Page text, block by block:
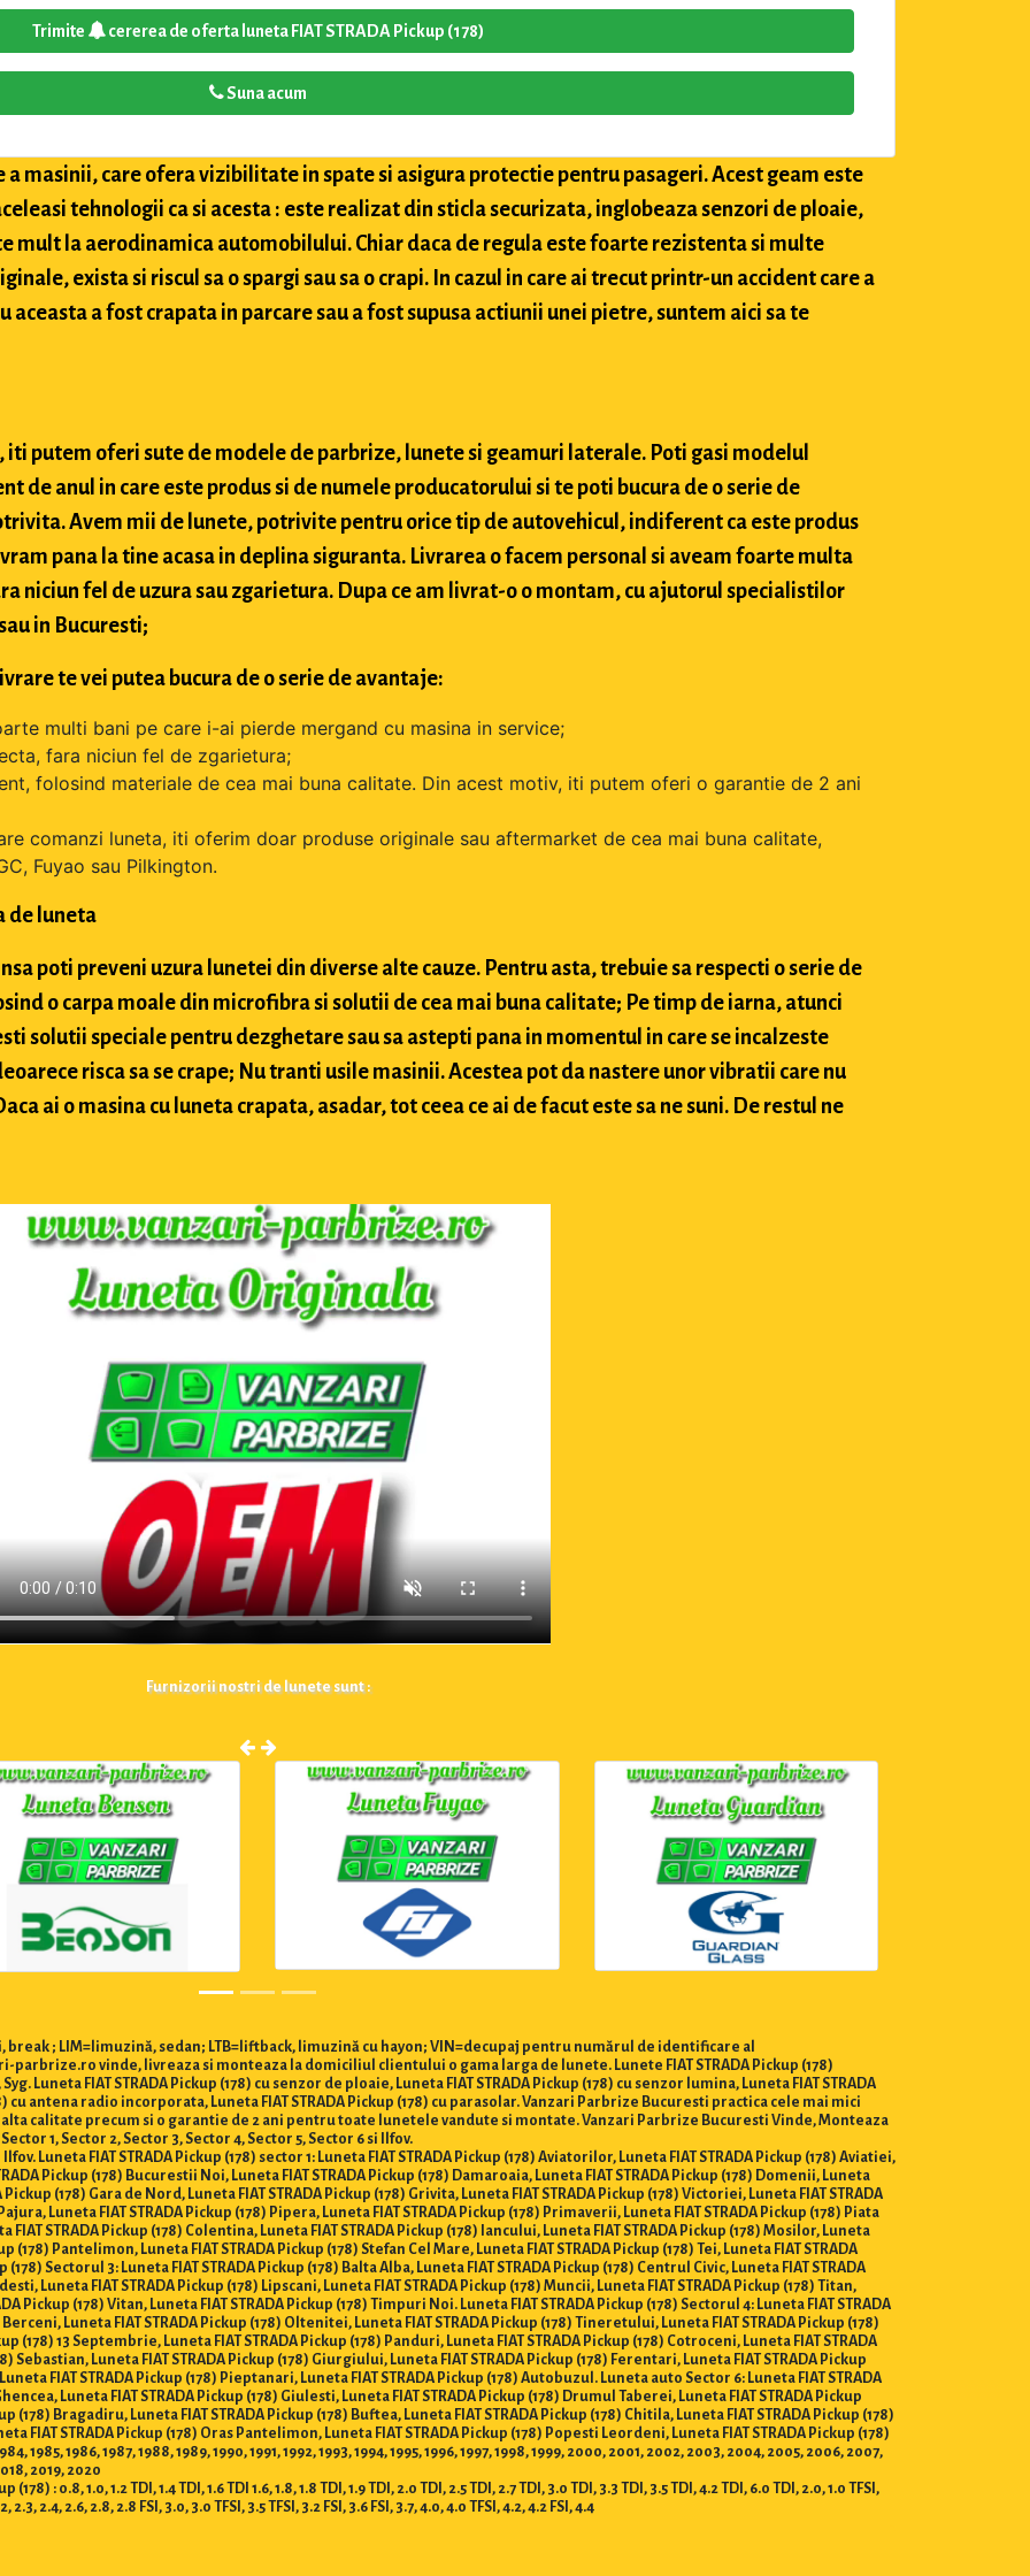
Trimite cererea de oferta luneta FIAT STRADA Pickup (178)
Suna acum
masinii, care ofera vizibilitate in spate si asigura protectie pentru pasageri. Acest geam este
tehnologii ca si acesta : este realizat din sticla securizata, inglobeaza senzori de ploaie,
mult la aerodinamica automobilului. Chiar daca de regula este foarte rezistenta si multe
exista si riscul sa o spargi sau sa o crapi. In cazul in care ai trecut printr-un accident care a
aceasta a fost crapata in parcare sau a fost supusa actiunii unei pietre, suntem aici sa te
putem oferi sute de modele de parbrize, lunete si geamuri laterale. Poti gasi modelul
de anul in care este produs si de numele producatorului si te poti bucura de o serie de
Avem mii de lunete, potrivite pentru orice tip de autovehicul, indiferent ca este produs
pana la tine acasa in deplina siguranta. Livrarea o facem personal si aveam foarte multa
niciun fel de uzura sau zgarietura. Dupa ce am livrat-o o montam, cu ajutorul specialistilor
in Bucuresti;
te vei putea bucura de o serie de avantaje:
multi bani pe care i-ai pierde mergand cu masina in service;
fara niciun fel de zgarietura;
folosind materiale de cea mai buna calitate. Din acest motiv, iti putem oferi o garantie de 2 ani
comanzi luneta, iti oferim doar produse originale sau aftermarket de cea mai buna calitate,
Fuyao sau Pilkington.
de luneta
poti preveni uzura lunetei din diverse alte cauze. Pentru asta, trebuie sa respecti o serie de
o carpa moale din microfibra si solutii de cea mai buna calitate; Pe timp de iarna, atunci
solutii speciale pentru dezghetare sau sa astepti pana in momentul in care se incalzeste
risca sa se crape; Nu tranti usile masinii. Acestea pot da nastere unor vibratii care nu
ai o masina cu luneta crapata, asadar, tot ceea ce ai de facut este sa ne suni. De restul ne
Furnizorii nostri de lunete sunt :
break ; LIM=limuzină, sedan; LTB=liftback, limuzină cu hayon; VIN=decupaj pentru numărul de identificare al
parbrize.ro vinde, livreaza si monteaza la domiciliul clientului o gama larga de lunete. Lunete FIAT STRADA Pickup (178)
Luneta FIAT STRADA Pickup (178) cu senzor de ploaie, Luneta FIAT STRADA Pickup (178) cu senzor lumina, Luneta FIAT STRADA
cu antena radio incorporata, Luneta FIAT STRADA Pickup (178) cu parasolar. Vanzari Parbrize Bucuresti practica cele mai mici
calitate precum si o garantie de 2 ani pentru toate lunetele vandute si montate. Vanzari Parbrize Bucuresti Vinde, Monteaza
1, Sector 2, Sector 3, Sector 4, Sector 5, Sector 6 si Ilfov.
FIAT STRADA Pickup (178) sector 1: Luneta FIAT STRADA Pickup (178) Aviatorilor, Luneta FIAT STRADA Pickup (178) Aviatiei,
Pickup (178) Bucurestii Noi, Luneta FIAT STRADA Pickup (178) Damaroaia, Luneta FIAT STRADA Pickup (178) Domenii, Luneta
(178) Gara de Nord, Luneta FIAT STRADA Pickup (178) Grivita, Luneta FIAT STRADA Pickup (178) Victoriei, Luneta FIAT STRADA
Luneta FIAT STRADA Pickup (178) Pipera, Luneta FIAT STRADA Pickup (178) Primaverii, Luneta FIAT STRADA Pickup (178) Piata
FIAT STRADA Pickup (178) Colentina, Luneta FIAT STRADA Pickup (178) Iancului, Luneta FIAT STRADA Pickup (178) Mosilor, Luneta
(178) Pantelimon, Luneta FIAT STRADA Pickup (178) Stefan Cel Mare, Luneta FIAT STRADA Pickup (178) Tei, Luneta FIAT STRADA
Sectorul 3: Luneta FIAT STRADA Pickup (178) Balta Alba, Luneta FIAT STRADA Pickup (178) Centrul Civic, Luneta FIAT STRADA
Luneta FIAT STRADA Pickup (178) Lipscani, Luneta FIAT STRADA Pickup (178) Muncii, Luneta FIAT STRADA Pickup (178) Titan,
Pickup (178) Vitan, Luneta FIAT STRADA Pickup (178) Timpuri Noi. Luneta FIAT STRADA Pickup (178) Sectorul 4: Luneta FIAT STRADA
Luneta FIAT STRADA Pickup (178) Oltenitei, Luneta FIAT STRADA Pickup (178) Tineretului, Luneta FIAT STRADA Pickup (178)
(178) 13 Septembrie, Luneta FIAT STRADA Pickup (178) Panduri, Luneta FIAT STRADA Pickup (178) Cotroceni, Luneta FIAT STRADA
Sebastian, Luneta FIAT STRADA Pickup (178) Giurgiului, Luneta FIAT STRADA Pickup (178) Ferentari, Luneta FIAT STRADA Pickup
FIAT STRADA Pickup (178) Pieptanari, Luneta FIAT STRADA Pickup (178) Autobuzul. Luneta auto Sector 6: Luneta FIAT STRADA
Luneta FIAT STRADA Pickup (178) Giulesti, Luneta FIAT STRADA Pickup (178) Drumul Taberei, Luneta FIAT STRADA Pickup
Bragadiru, Luneta FIAT STRADA Pickup (178) Buftea, Luneta FIAT STRADA Pickup (178) Chitila, Luneta FIAT STRADA Pickup (178)
FIAT STRADA Pickup (178) Oras Pantelimon, Luneta FIAT STRADA Pickup (178) Popesti Leordeni, Luneta FIAT STRADA Pickup (178)
1986, 1987, 1988, 1989, 1990, 1991, 1992, 1993, 1994, 1995, 1996, 1997, 1998, 1999, 2000, 2001, 2002, 2003, 2004, 2005, 2006, 2007,
2019, 2020
0.8, 1.0, 1.2 TDI, 1.4 TDI, 1.6 TDI 1.6, 1.8, 1.8 TDI, 1.9 TDI, 2.0 TDI, 2.5 TDI, 2.7 TDI, 3.0 TDI, 3.3 TDI, 3.5 TDI, 4.2 TDI, 6.0 TDI, 2.0, 1.0 TFSI,
2.3, 2.4, 2.6, 2.8, 2.8 FSI, 3.0, 3.0 TFSI, 3.5 TFSI, 3.2 FSI, 3.6 FSI, 3.7, 4.0, 4.0 TFSI, 4.2, 4.2 FSI, 4.4